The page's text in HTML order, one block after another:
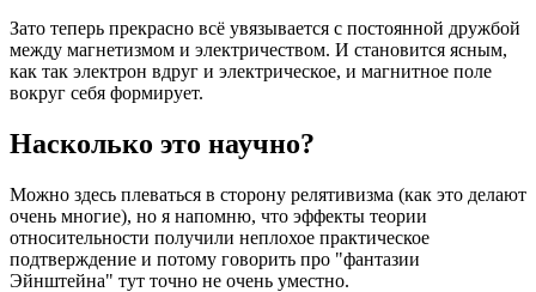
Зато теперь прекрасно всё увязывается с постоянной дружбой
между магнетизмом и электричеством. И становится ясным,
как так электрон вдруг и электрическое, и магнитное поле
вокруг себя формирует.
Насколько это научно?
Можно здесь плеваться в сторону релятивизма (как это делают
очень многие), но я напомню, что эффекты теории
относительности получили неплохое практическое
подтверждение и потому говорить про "фантазии
Эйнштейна" тут точно не очень уместно.